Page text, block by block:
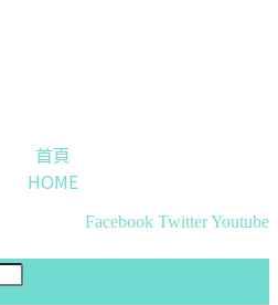
首頁
HOME
Facebook TwitterYoutube